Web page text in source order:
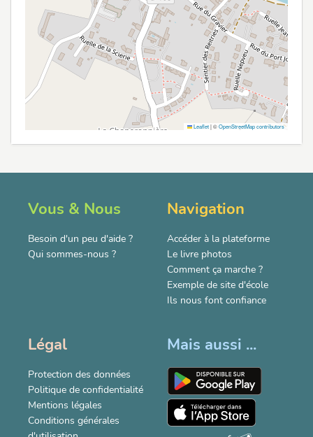
Leaflet|©OpenStreetMap contributors
Vous & Nous
Besoin d'un peu d'aide ?
Qui sommes-nous ?
Navigation
Accéder à la plateforme
Le livre photos
Comment ça marche ?
Exemple de site d'école
Ils nous font confiance
Légal
Protection des données
Politique de confidentialité
Mentions légales
Conditions générales
Mais aussi ...